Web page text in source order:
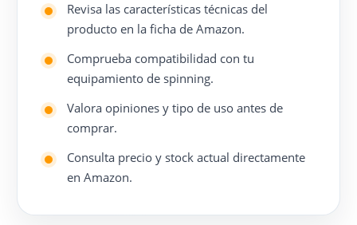
Revisa las características técnicas del
producto en la ficha de Amazon.
Comprueba compatibilidad con tu
equipamiento de spinning.
Valora opiniones y tipo de uso antes de
comprar.
Consulta precio y stock actual directamente
en Amazon.